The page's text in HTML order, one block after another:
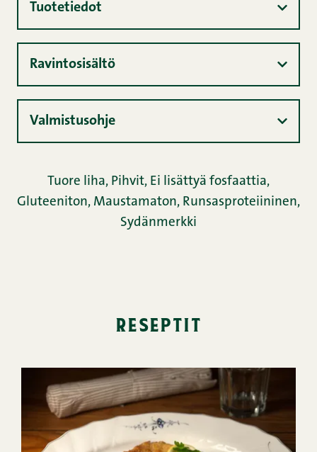
Tuotetiedot
Ravintosisältö
Valmistusohje
Tuore liha, Pihvit, Ei lisättyä fosfaattia,
Gluteeniton, Maustamaton, Runsasproteiininen,
Sydänmerkki
reseptit